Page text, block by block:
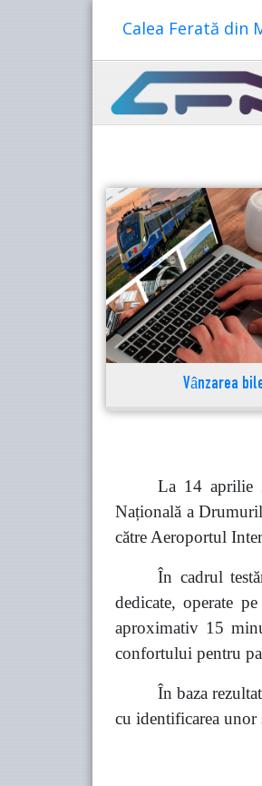
Calea Ferată din
Vânzarea
La 14 aprilie
Națională a
către Aeroportul
În cadrul
dedicate, operate
aproximativ 15
confortului pentru
În baza
cu identificarea